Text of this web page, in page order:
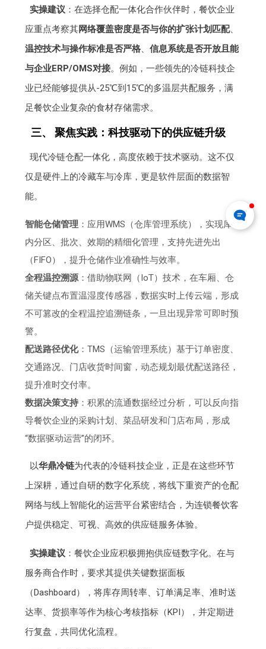
实操建议 ：在选择仓配一体化合作伙伴时，餐饮企业
应重点考察其网络覆盖密度是否与你的扩张计划匹配、
温控技术与操作标准是否严格、信息系统是否开放且能
与企业ERP/OMS对接。例如，一些领先的冷链科技企
业已经能够提供从-25℃到15℃的多温层共配服务，满
足餐饮企业复杂的食材存储需求。
三、 聚焦实践：科技驱动下的供应链升级
现代冷链仓配一体化，高度依赖于技术驱动。这不仅
仅是硬件上的冷藏车与冷库，更是软件层面的数据智
能。
智能仓储管理 ：应用WMS（仓库管理系统），实现库
内分区、批次、效期的精细化管理，支持先进先出
（FIFO），提升仓储作业准确性与效率。
全程温控溯源：借助物联网（IoT）技术，在车厢、仓
储关键点布置温湿度传感器，数据实时上传云端，形成
不可篡改的全程温控追溯链条，一旦出现异常可即时预
警。
配送路径优化：TMS（运输管理系统）基于订单密度、
交通路况、门店收货时间窗，动态规划最优配送路径，
提升准时交付率。
数据决策支持：积累的流通数据经过分析，可以反向指
导餐饮企业的采购计划、菜品研发和门店布局，形成
“数据驱动运营”的闭环。
以华鼎冷链为代表的冷链科技企业，正是在这些环节
上深耕，通过自研的数字化系统，将线下重资产的仓配
网络与线上智能化的运营平台紧密结合，为连锁餐饮客
户提供稳定、可视、高效的供应链服务体验。
实操建议 ：餐饮企业应积极拥抱供应链数字化。在与
服务商合作时，要求其提供关键数据面板
（Dashboard），将库存周转率、订单满足率、准时送
达率、货损率等作为核心考核指标（KPI），并定期进
行复盘，共同优化流程。